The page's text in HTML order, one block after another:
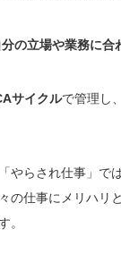
分の立場や業務に合
サイクルで管理し、
やらされ仕事」で
の仕事にメリハリ
。